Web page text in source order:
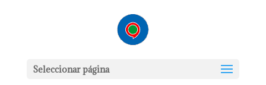
Seleccionar página